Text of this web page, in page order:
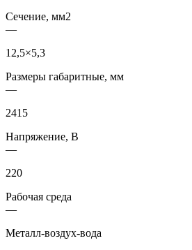
Сечение, мм2
—
12,5×5,3
Размеры габаритные, мм
—
2415
Напряжение, В
—
220
Рабочая среда
—
Металл-воздух-вода